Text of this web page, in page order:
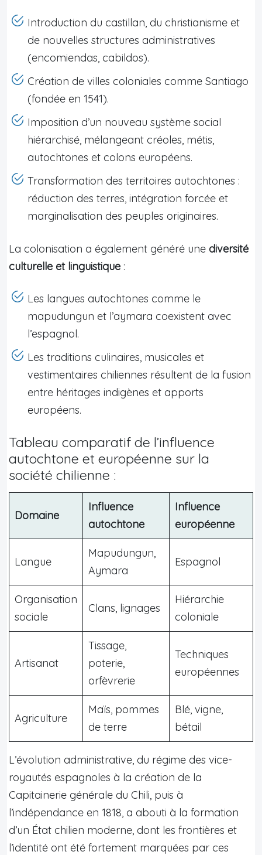
Introduction du castillan, du christianisme et
de nouvelles structures administratives
(encomiendas, cabildos).
Création de villes coloniales comme Santiago
(fondée en 1541).
Imposition d’un nouveau système social
hiérarchisé, mélangeant créoles, métis,
autochtones et colons européens.
Transformation des territoires autochtones :
réduction des terres, intégration forcée et
marginalisation des peuples originaires.
La colonisation a également généré une diversité
culturelle et linguistique :
Les langues autochtones comme le
mapudungun et l’aymara coexistent avec
l’espagnol.
Les traditions culinaires, musicales et
vestimentaires chiliennes résultent de la fusion
entre héritages indigènes et apports
européens.
Tableau comparatif de l’influence
autochtone et européenne sur la
société chilienne :
Domaine
Influence
autochtone
Influence
européenne
Langue
Mapudungun,
Aymara
Espagnol
Organisation
sociale
Clans, lignages
Hiérarchie
coloniale
Artisanat
Tissage,
poterie,
orfèvrerie
Techniques
européennes
Agriculture
Maïs, pommes
de terre
Blé, vigne,
bétail
L’évolution administrative, du régime des vice-
royautés espagnoles à la création de la
Capitainerie générale du Chili, puis à
l’indépendance en 1818, a abouti à la formation
d’un État chilien moderne, dont les frontières et
l’identité ont été fortement marquées par ces